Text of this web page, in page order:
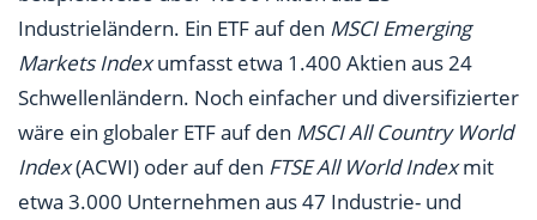
Industrieländern. Ein ETF auf den MSCI Emerging
Markets Indexumfasst etwa 1.400 Aktien aus 24
Schwellenländern. Noch einfacher und diversifizierter
wäre ein globaler ETF auf den MSCI All Country World
Index(ACWI) oder auf den FTSE All World Indexmit
etwa 3.000 Unternehmen aus 47 Industrie- und